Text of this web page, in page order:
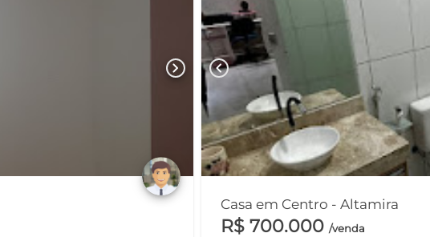
chevron_right chevron_left
Casa em Centro - Altamira
R$ 700.000/venda